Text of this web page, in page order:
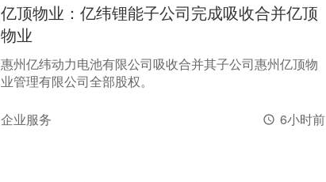
亿顶物业：亿纬锂能子公司完成吸收合并亿顶
物业
惠州亿纬动力电池有限公司吸收合并其子公司惠州亿顶物
业管理有限公司全部股权。
企业服务 6小时前